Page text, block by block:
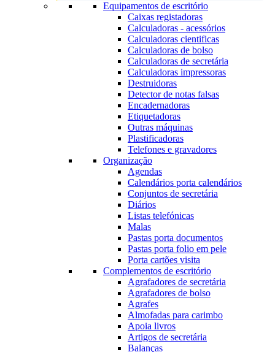
Equipamentos de escritório
Caixas registadoras
Calculadoras - acessórios
Calculadoras cientificas
Calculadoras de bolso
Calculadoras de secretária
Calculadoras impressoras
Destruidoras
Detector de notas falsas
Encadernadoras
Etiquetadoras
Outras máquinas
Plastificadoras
Telefones e gravadores
Organização
Agendas
Calendários porta calendários
Conjuntos de secretária
Diários
Listas telefónicas
Malas
Pastas porta documentos
Pastas porta folio em pele
Porta cartões visita
Complementos de escritório
Agrafadores de secretária
Agrafadores de bolso
Agrafes
Almofadas para carimbo
Apoia livros
Artigos de secretária
Balanças